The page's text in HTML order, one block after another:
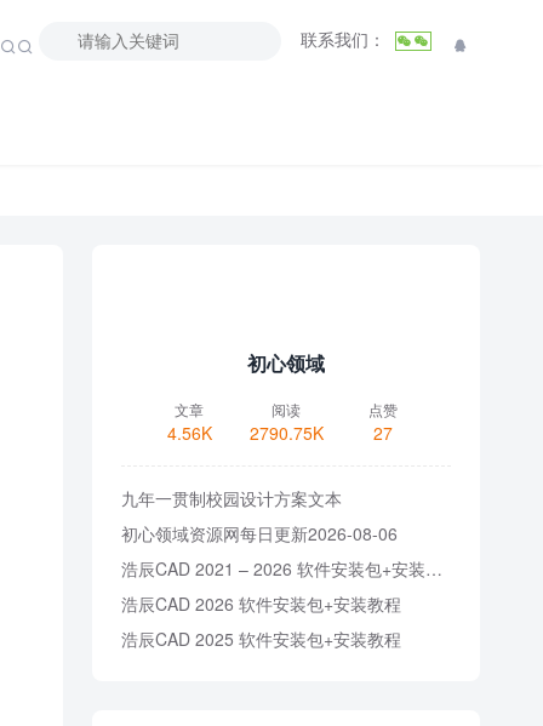
联系我们：  

初心领域
文章
4.56K
阅读
2790.75K
点赞
27
九年一贯制校园设计方案文本
初心领域资源网每日更新2026-08-06
浩辰CAD 2021 – 2026 软件安装包+安装教程
浩辰CAD 2026 软件安装包+安装教程
浩辰CAD 2025 软件安装包+安装教程